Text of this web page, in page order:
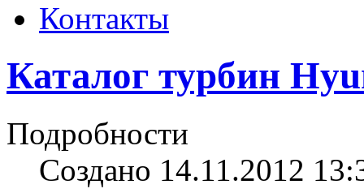
Контакты
Каталог турбин
Подробности
Создано 14.11.2012